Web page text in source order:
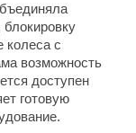
с
возможность
доступен
готовую